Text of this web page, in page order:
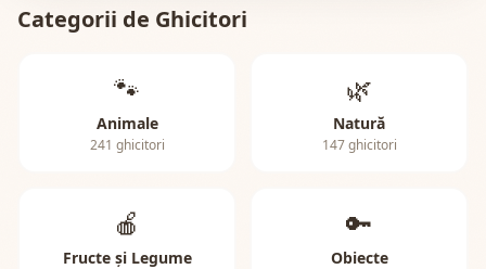
Categorii de Ghicitori
🐾
Animale
241 ghicitori
🌿
Natură
147 ghicitori
🍎
Fructe și Legume
🔑
Obiecte